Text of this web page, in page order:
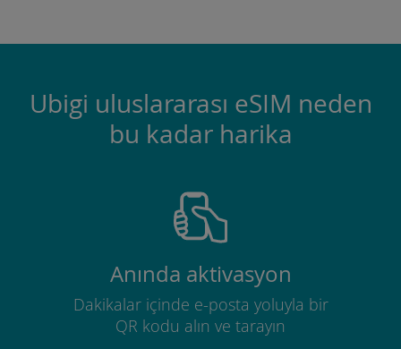
Ubigi uluslararası eSIM neden
bu kadar harika
Anında aktivasyon
Dakikalar içinde e-posta yoluyla bir
QR kodu alın ve tarayın